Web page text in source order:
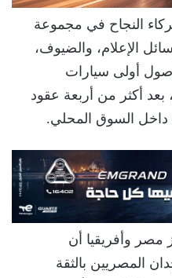
النجاح في مجموعة
الإعلام، والضيوف،
أولى سيارات
بعد أكثر من أربعة عقود
داخل السوق المحلي.
وأفريقيا أن
المصريين بالثقة